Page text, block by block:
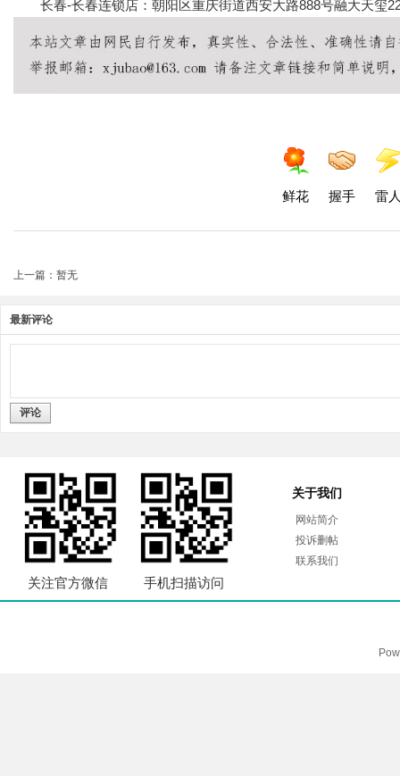
长春-长春连锁店：朝阳区重庆街道西安大路888号融大天玺
鲜花 握手 雷
上一篇：暂无
最新评论
评论
关注官方微信 手机扫描访问
关于我们
网站简介
投诉删帖
联系我们